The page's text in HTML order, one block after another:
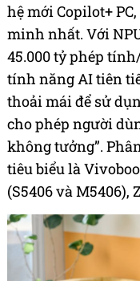
hệ mới Copilot+
minh nhất. Với
45.000 tỷ phép
tính năng AI tiên
thoải mái để sử
cho phép người
không tưởng”.​
tiêu biểu là
(S5406 và M5406),